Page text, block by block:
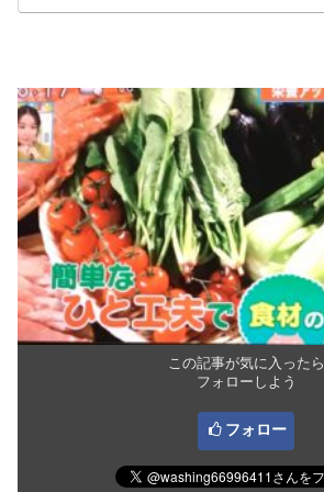
この記事が気に入ったら
フォローしよう
フォロー